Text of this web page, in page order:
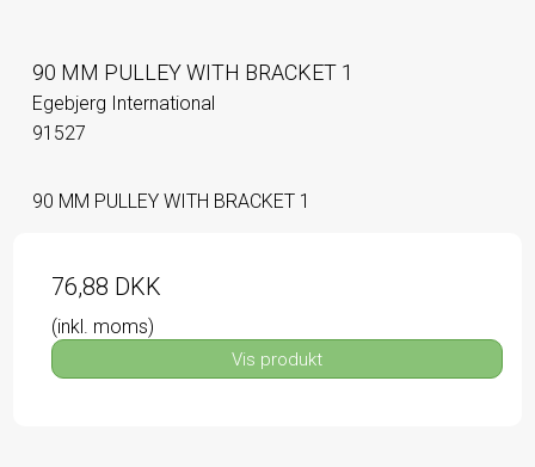
90 MM PULLEY WITH BRACKET 1
Egebjerg International
91527
90 MM PULLEY WITH BRACKET 1
76,88 DKK
(inkl. moms)
Vis produkt